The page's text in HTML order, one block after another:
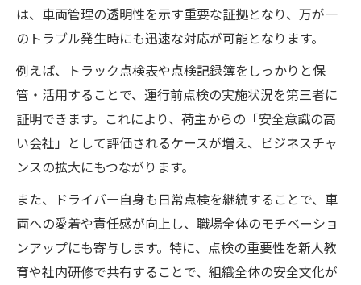
は、車両管理の透明性を示す重要な証拠となり、万が一
のトラブル発生時にも迅速な対応が可能となります。
例えば、トラック点検表や点検記録簿をしっかりと保
管・活用することで、運行前点検の実施状況を第三者に
証明できます。これにより、荷主からの「安全意識の高
い会社」として評価されるケースが増え、ビジネスチャ
ンスの拡大にもつながります。
また、ドライバー自身も日常点検を継続することで、車
両への愛着や責任感が向上し、職場全体のモチベーショ
ンアップにも寄与します。特に、点検の重要性を新人教
育や社内研修で共有することで、組織全体の安全文化が